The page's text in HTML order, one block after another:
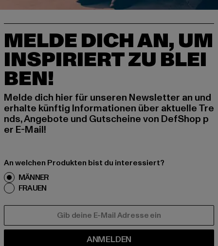
MELDE DICH AN, UM
INSPIRIERT ZU BLEI
BEN!
Melde dich hier für unseren Newsletter an und
erhalte künftig Informationen über aktuelle Tre
nds, Angebote und Gutscheine von DefShop p
er E-Mail!
An welchen Produkten bist du interessiert?
MÄNNER
FRAUEN
ANMELDEN